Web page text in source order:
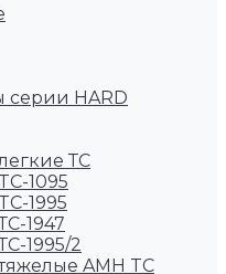
HARD
ТС
1095
1995
1947
1995/2
AMH TC